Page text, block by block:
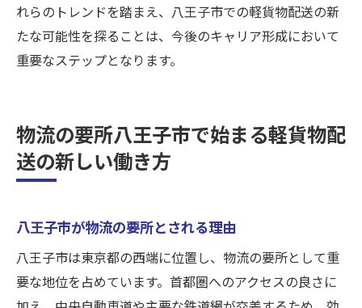
れらのトレンドを踏まえ、八王子市での軽貨物配送の新
たな可能性を探ることは、今後のキャリア形成において
重要なステップとなります。
物流の要所八王子市で始まる軽貨物配
送の新しい働き方
八王子市が物流の要所とされる理由
八王子市は東京都の西端に位置し、物流の要所として重
要な地位を占めています。首都圏へのアクセスの良さに